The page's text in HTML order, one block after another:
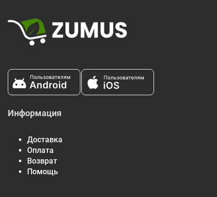
Информация
Доставка
Оплата
Возврат
Помощь